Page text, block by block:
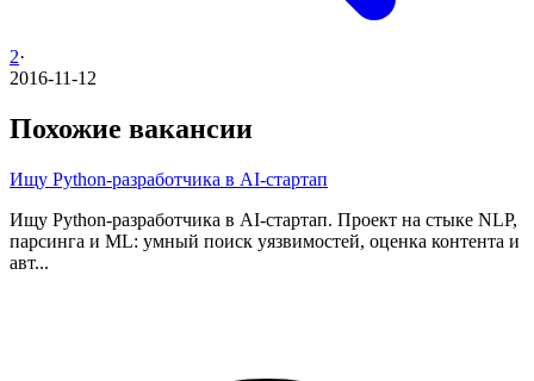
2·
2016-11-12
Похожие вакансии
Ищу Python-разработчика в AI-стартап
Ищу Python-разработчика в AI-стартап. Проект на стыке NLP,
парсинга и ML: умный поиск уязвимостей, оценка контента и
авт...